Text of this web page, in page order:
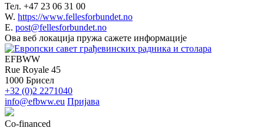
Тел. +47 23 06 31 00
W. https://www.fellesforbundet.no
E. post@fellesforbundet.no
Ова веб локација пружа сажете информације
EFBWW
Rue Royale 45
1000 Брисел
+32 (0)2 2271040
info@efbww.eu Пријава
Co-financed